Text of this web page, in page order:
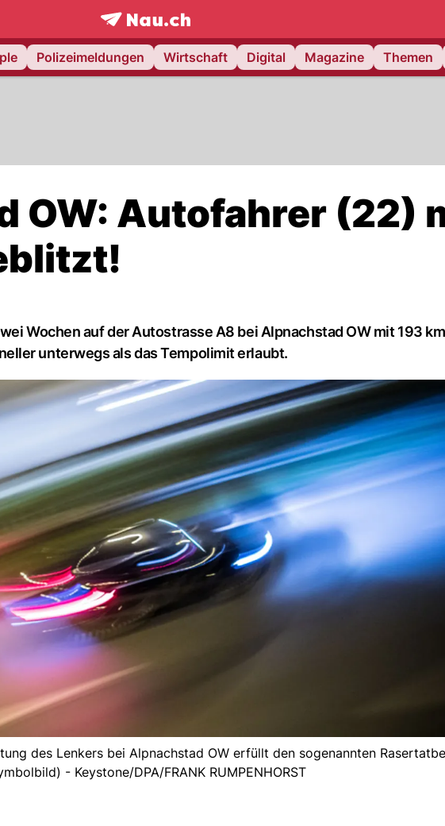
frontpage.NAU.ch
Polizeimeldungen Wirtschaft Digital Magazine Themen
OW: Autofahrer (22)
Wochen auf der Autostrasse A8 bei Alpnachstad OW mit 193
unterwegs als das Tempolimit erlaubt.
des Lenkers bei Alpnachstad OW erfüllt den sogenannten
- Keystone/DPA/FRANK RUMPENHORST